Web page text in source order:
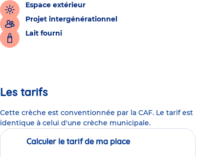
Espace extérieur
Projet intergénérationnel
Lait fourni
Les tarifs
Cette crèche est conventionnée par la CAF. Le tarif est
identique à celui d'une crèche municipale.
Calculer le tarif de ma place